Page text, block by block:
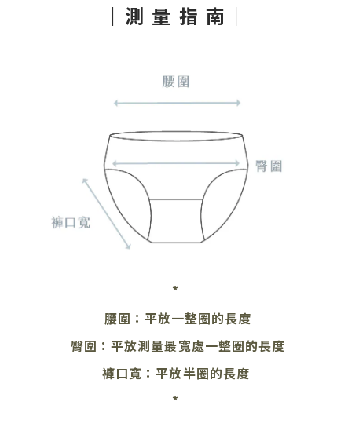
｜測 量 指 南｜
*
腰圍：平放一整圈的長度
臀圍：平放測量最寬處一整圈的長度
褲口寬：平放半圈的長度
*